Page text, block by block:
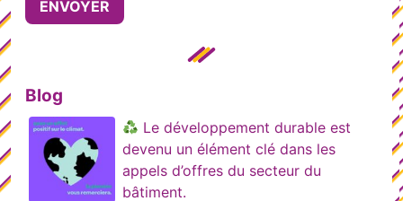
Blog
Le développement durable est
devenu un élément clé dans les
appels d’offres du secteur du
bâtiment.